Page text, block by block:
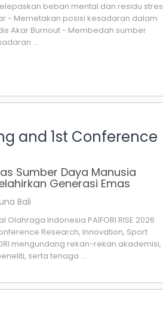
beban mental dan residu stres
- Memetakan posisi kesadaran dalam
Akar Burnout - Membedah sumber
...
and 1st Conference
Sumber Daya Manusia
Generasi Emas
Bali
Olahraga Indonesia PAIFORI RISE 2026
Research, Innovation, Sport
mengundang rekan-rekan akademisi,
serta tenaga ...